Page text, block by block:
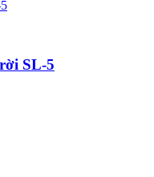
SL-5